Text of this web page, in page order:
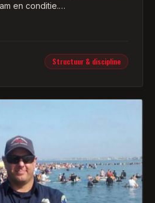
en conditie.
mij kent en weet wat ik
in Rotterdam. Met
hebben we veel lessen bij
trainer te zoeken die mij
trainer die weet waar hij het
zich op z'n gemak
op z'n tijd en bovenal is
coach.
Structuur & discipline